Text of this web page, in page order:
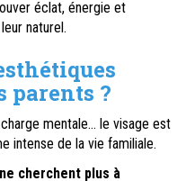
éclat, énergie et
naturel.
parents ?
mentale… le visage est
intense de la vie familiale.
cherchent plus à